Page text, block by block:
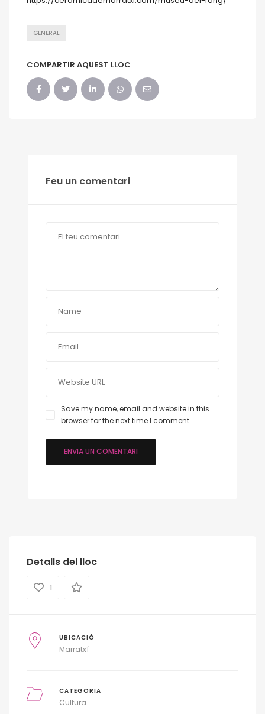
GENERAL
COMPARTIR AQUEST LLOC
Feu un comentari
Save my name, email and website in this
browser for the next time I comment.
Detalls del lloc
1
UBICACIÓ
Marratxí
CATEGORIA
Cultura